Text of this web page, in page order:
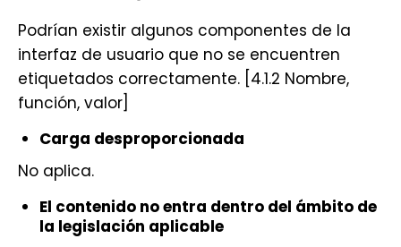
Podrían existir algunos componentes de la
interfaz de usuario que no se encuentren
etiquetados correctamente. [4.1.2 Nombre,
función, valor]
Carga desproporcionada
No aplica.
El contenido no entra dentro del ámbito de
la legislación aplicable